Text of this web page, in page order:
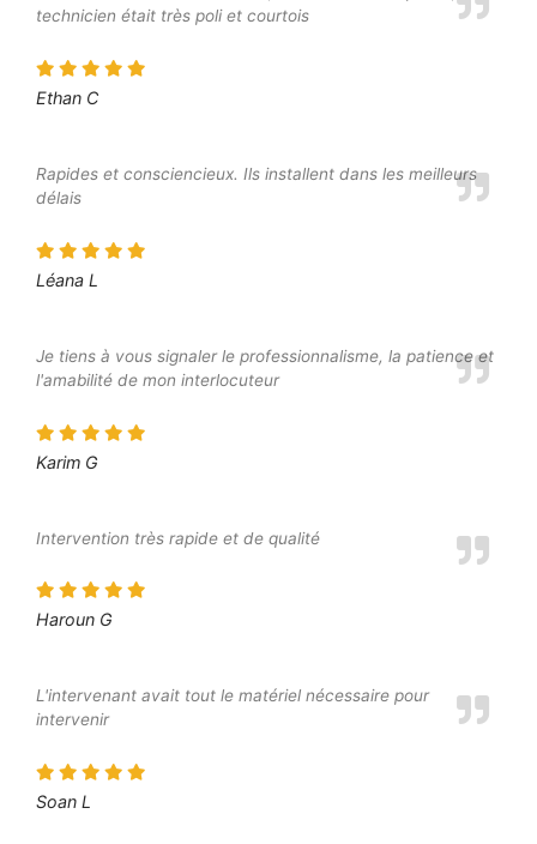
technicien était très poli et courtois
Ethan C
Rapides et consciencieux. Ils installent dans les meilleurs
délais
Léana L
Je tiens à vous signaler le professionnalisme, la patience et
l'amabilité de mon interlocuteur
Karim G
Intervention très rapide et de qualité
Haroun G
L'intervenant avait tout le matériel nécessaire pour
intervenir
Soan L